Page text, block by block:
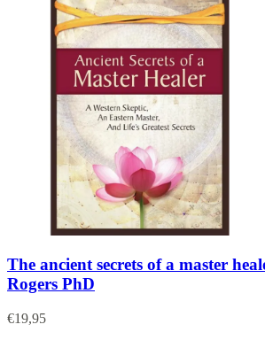
The ancient secrets of a master
Rogers PhD
€19,95